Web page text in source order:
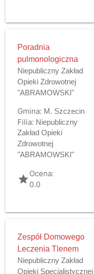
Poradnia
pulmonologiczna
Niepubliczny Zakład
Opieki Zdrowotnej
"ABRAMOWSKI"
Gmina: M. Szczecin
Filia: Niepubliczny
Zakład Opieki
Zdrowotnej
"ABRAMOWSKI"
gradeOcena:
0.0
Zespół Domowego
Leczenia Tlenem
Niepubliczny Zakład
Opieki Specjalistycznej